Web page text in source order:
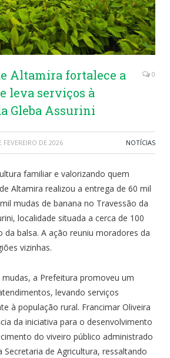
Altamira fortalece a
leva serviços à
Gleba Assurini
0
FEVEREIRO DE 2026 NOTÍCIAS
familiar e valorizando quem
Altamira realizou a entrega de 60 mil
mudas de banana no Travessão da
localidade situada a cerca de 100
balsa. A ação reuniu moradores da
vizinhas.
a Prefeitura promoveu um
levando serviços
à população rural. Francimar Oliveira
da iniciativa para o desenvolvimento
do viveiro público administrado
Secretaria de Agricultura, ressaltando